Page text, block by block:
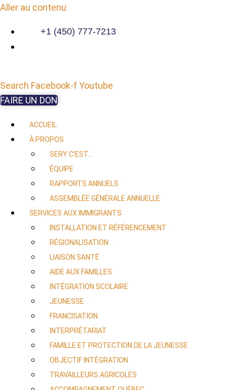
Aller au contenu
+1 (450) 777-7213
Search Facebook-fYoutube
FAIRE UN DON
ACCUEIL
À PROPOS
SERY C’EST…
ÉQUIPE
RAPPORTS ANNUELS
ASSEMBLÉE GÉNÉRALE ANNUELLE
SERVICES AUX IMMIGRANTS
INSTALLATION ET RÉFÉRENCEMENT
RÉGIONALISATION
LIAISON SANTÉ
AIDE AUX FAMILLES
INTÉGRATION SCOLAIRE
JEUNESSE
FRANCISATION
INTERPRÉTARIAT
FAMILLE ET PROTECTION DE LA JEUNESSE
OBJECTIF INTÉGRATION
TRAVAILLEURS AGRICOLES